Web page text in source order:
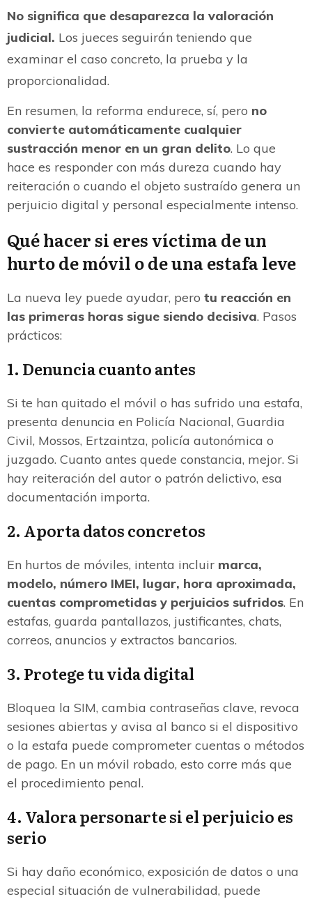
No significa que desaparezca la valoración
judicial. Los jueces seguirán teniendo que
examinar el caso concreto, la prueba y la
proporcionalidad.
En resumen, la reforma endurece, sí, pero no
convierte automáticamente cualquier
sustracción menor en un gran delito. Lo que
hace es responder con más dureza cuando hay
reiteración o cuando el objeto sustraído genera un
perjuicio digital y personal especialmente intenso.
Qué hacer si eres víctima de un
hurto de móvil o de una estafa leve
La nueva ley puede ayudar, pero tu reacción en
las primeras horas sigue siendo decisiva. Pasos
prácticos:
1. Denuncia cuanto antes
Si te han quitado el móvil o has sufrido una estafa,
presenta denuncia en Policía Nacional, Guardia
Civil, Mossos, Ertzaintza, policía autonómica o
juzgado. Cuanto antes quede constancia, mejor. Si
hay reiteración del autor o patrón delictivo, esa
documentación importa.
2. Aporta datos concretos
En hurtos de móviles, intenta incluir marca,
modelo, número IMEI, lugar, hora aproximada,
cuentas comprometidas y perjuicios sufridos. En
estafas, guarda pantallazos, justificantes, chats,
correos, anuncios y extractos bancarios.
3. Protege tu vida digital
Bloquea la SIM, cambia contraseñas clave, revoca
sesiones abiertas y avisa al banco si el dispositivo
o la estafa puede comprometer cuentas o métodos
de pago. En un móvil robado, esto corre más que
el procedimiento penal.
4. Valora personarte si el perjuicio es
serio
Si hay daño económico, exposición de datos o una
especial situación de vulnerabilidad, puede